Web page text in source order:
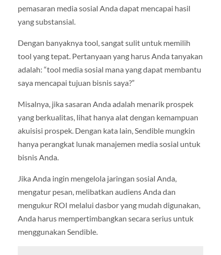
pemasaran media sosial Anda dapat mencapai hasil
yang substansial.
Dengan banyaknya tool, sangat sulit untuk memilih
tool yang tepat. Pertanyaan yang harus Anda tanyakan
adalah: “tool media sosial mana yang dapat membantu
saya mencapai tujuan bisnis saya?”
Misalnya, jika sasaran Anda adalah menarik prospek
yang berkualitas, lihat hanya alat dengan kemampuan
akuisisi prospek. Dengan kata lain, Sendible mungkin
hanya perangkat lunak manajemen media sosial untuk
bisnis Anda.
Jika Anda ingin mengelola jaringan sosial Anda,
mengatur pesan, melibatkan audiens Anda dan
mengukur ROI melalui dasbor yang mudah digunakan,
Anda harus mempertimbangkan secara serius untuk
menggunakan Sendible.